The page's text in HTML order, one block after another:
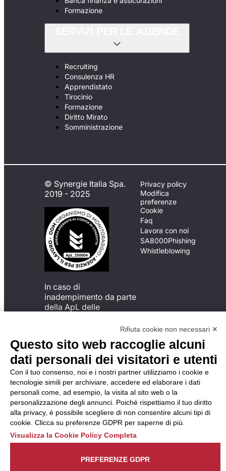
Formazione
Recruiting
Consulenza HR
Apprendistato
Tirocinio
Formazione
Diritto Mirato
Somministrazione
© Synergie Italia Spa.
2019 - 2025
In caso di
inadempimento da parte
della ApL delle
del Codice di Condotta, è
possibile presentare un
reclamo
all’Organismo di
Monitoraggio utilizzando
una delle modalità
descritte al seguente
indirizzo web
https://odm-
agenzielavoro.it/reclami/ .
Privacy policy
Modifica
preferenze
Cookie
Faq
Lavora con noi
SA8000Phishing
Whistleblowing
Rifiuta cookie non necessari ✕
Questo sito web raccoglie alcuni
dati personali dei visitatori e utenti
Con il tuo consenso, noi e i nostri partner utilizziamo i cookie e
tecnologie simili per archiviare, accedere ed elaborare i dati
personali come, ad esempio, la visita al sito web o la
personalizzazione degli annunci. Poiché rispettiamo il tuo diritto
alla privacy, è possibile scegliere di non consentire alcuni tipi di
cookie. Clicca su preferenze GDPR per saperne di più.
Visualizza la Cookie Policy Completa
PREFERENZE GDPR